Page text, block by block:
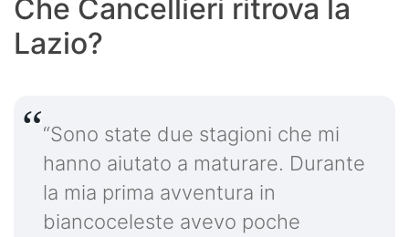
Che Cancellieri ritrova la
Lazio?
“Sono state due stagioni che mi
hanno aiutato a maturare. Durante
la mia prima avventura in
biancoceleste avevo poche